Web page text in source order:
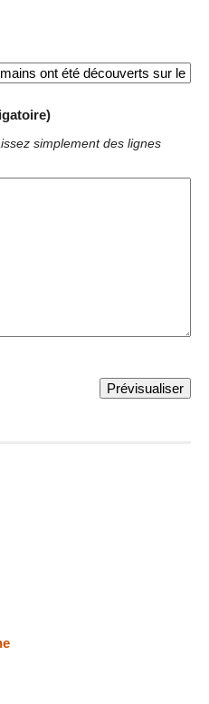
simplement des lignes